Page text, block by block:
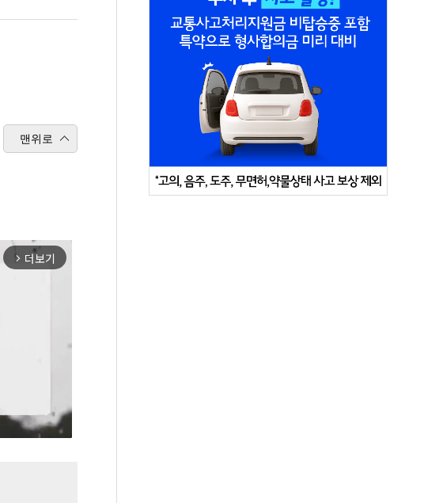
맨위로
arrow_forward_ios 더보기